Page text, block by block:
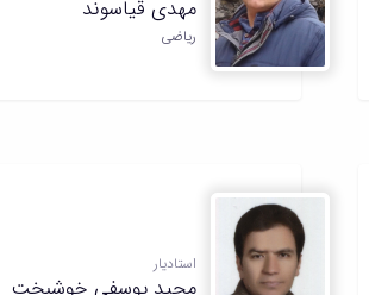
مهدی قیاسوند
ریاضی
استادیار